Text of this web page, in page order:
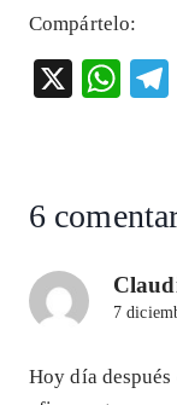
Compártelo:
X
W
p
p
6
7
Hoy día